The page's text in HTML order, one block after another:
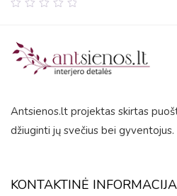
Antsienos.lt projektas skirtas
džiuginti jų svečius bei gyventojus.
KONTAKTINĖ INFORMACIJA